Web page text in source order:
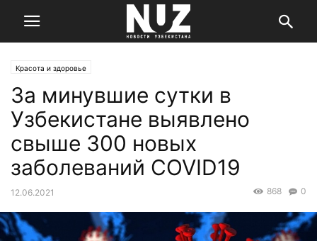
Красота и здоровье
За минувшие сутки в
Узбекистане выявлено
свыше 300 новых
заболеваний COVID19
12.06.2021 0
868